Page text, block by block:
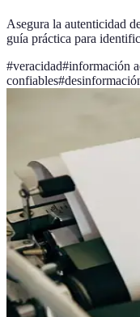
Asegura la autenticidad
guía práctica para
#veracidad#información
confiables#